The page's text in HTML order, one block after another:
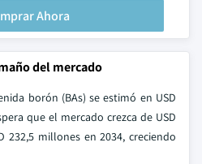
Ahora
del mercado
borón (BAs) se estimó en USD
que el mercado crezca de USD
232,5 millones en 2034, creciendo